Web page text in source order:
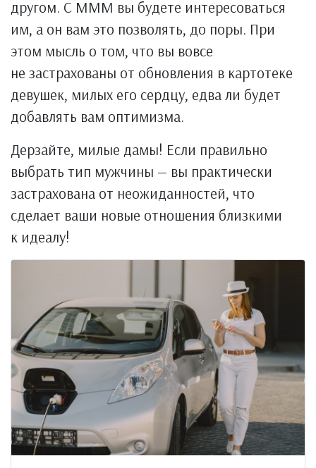
другом. С МММ вы будете интересоваться
им, а он вам это позволять, до поры. При
этом мысль о том, что вы вовсе
не застрахованы от обновления в картотеке
девушек, милых его сердцу, едва ли будет
добавлять вам оптимизма.
Дерзайте, милые дамы! Если правильно
выбрать тип мужчины — вы практически
застрахована от неожиданностей, что
сделает ваши новые отношения близкими
к идеалу!